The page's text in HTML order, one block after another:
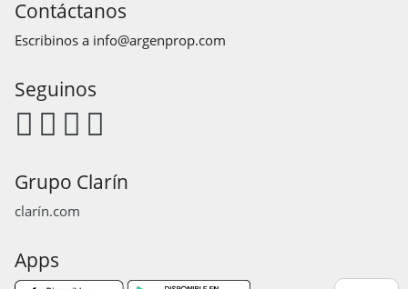
Contáctanos
Escribinos a info@argenprop.com
Seguinos
Grupo Clarín
clarín.com
Apps